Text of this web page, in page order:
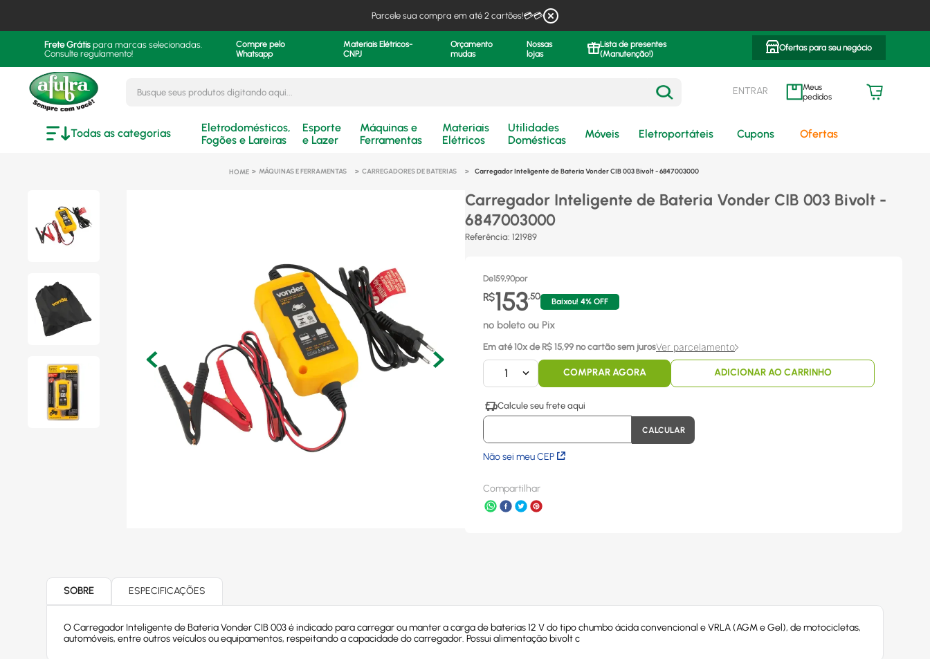
Parcele sua compra em até 2 cartões!💳💳
Frete Grátis para marcas selecionadas.
Consulte regulamento!
Compre pelo
Whatsapp
Materiais Elétricos-
CNPJ
Orçamento
mudas
Nossas
lojas
Lista de presentes
(Manutenção!)
Ofertas para seu negócio
ENTRAR meus pedidos
Todas as categorias
Eletrodomésticos,
Fogões e Lareiras
Esporte
e Lazer
Máquinas e
Ferramentas
Materiais
Elétricos
Utilidades
Domésticas
Móveis Eletroportáteis Cupons Ofertas
MÁQUINAS E FERRAMENTAS CARREGADORES DE BATERIAS Carregador Inteligente de Bateria Vonder CIB 003 Bivolt - 6847003000
Carregador Inteligente de Bateria Vonder CIB 003 Bivolt -
6847003000
Referência: 121989
De159,90por
R$153,50
Baixou! 4% OFF
no boleto ou Pix
Em até 10x de R$ 15,99 no cartão sem jurosVer parcelamento
1 COMPRAR AGORA ADICIONAR AO CARRINHO
Não sei meu CEP
Compartilhar
SOBRE ESPECIFICAÇÕES
O Carregador Inteligente de Bateria Vonder CIB 003 é indicado para carregar ou manter a carga de baterias 12 V do tipo chumbo ácida convencional e VRLA (AGM e Gel), de motocicletas,
automóveis, entre outros veículos ou equipamentos, respeitando a capacidade do carregador. Possui alimentação bivolt c